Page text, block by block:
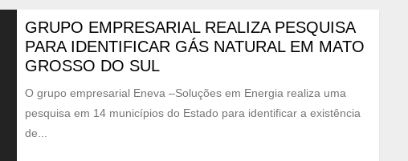
GRUPO EMPRESARIAL REALIZA PESQUISA
PARA IDENTIFICAR GÁS NATURAL EM MATO
GROSSO DO SUL
O grupo empresarial Eneva –Soluções em Energia realiza uma
pesquisa em 14 municípios do Estado para identificar a existência
de...